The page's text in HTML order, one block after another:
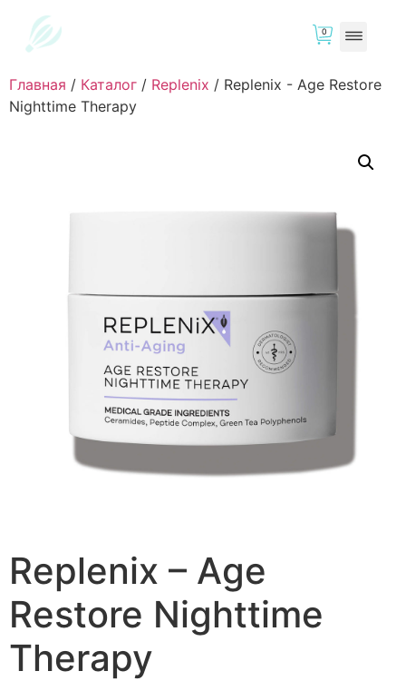
0
Главная / Каталог / Replenix / Replenix - Age Restore
Nighttime Therapy
Replenix – Age
Restore Nighttime
Therapy